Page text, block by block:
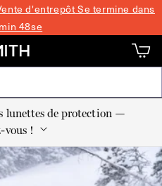
d'entrepôtSe termine dans
47se
lunettes de protection —
vous !